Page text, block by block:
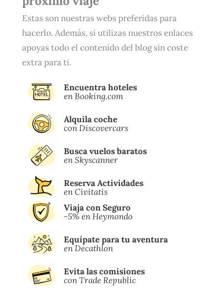
Estas son nuestras webs preferidas para
hacerlo. Además, si utilizas nuestros enlaces
apoyas todo el contenido del blog sin coste
extra para ti.
Encuentra hoteles
en Booking.com
Alquila coche
con Discovercars
Busca vuelos baratos
en Skyscanner
Reserva Actividades
en Civitatis
Viaja con Seguro
-5% en Heymondo
Equípate para tu aventura
en Decathlon
Evita las comisiones
con Trade Republic